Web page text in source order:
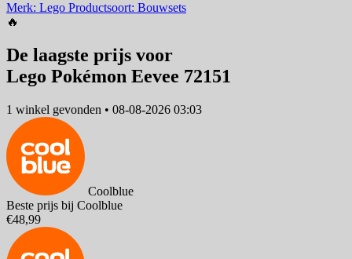
Merk: Lego Productsoort: Bouwsets
🔥
De laagste prijs voor
Lego Pokémon Eevee 72151
1 winkel gevonden • 08-08-2026 03:03
Coolblue
Beste prijs bij Coolblue
€48,99